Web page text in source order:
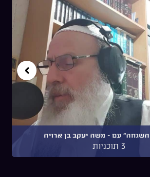
השגחה" עם ~ משה יעקב בן ארויה
3 תוכניות